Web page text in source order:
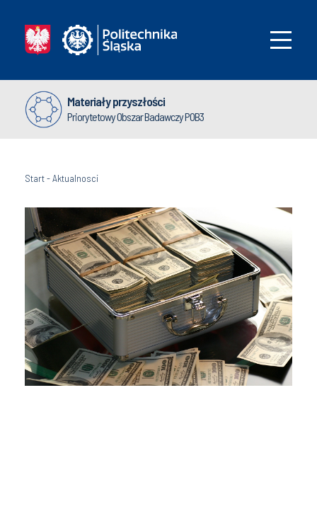
Materiały przyszłości
Priorytetowy Obszar Badawczy POB3
Start-Aktualnosci